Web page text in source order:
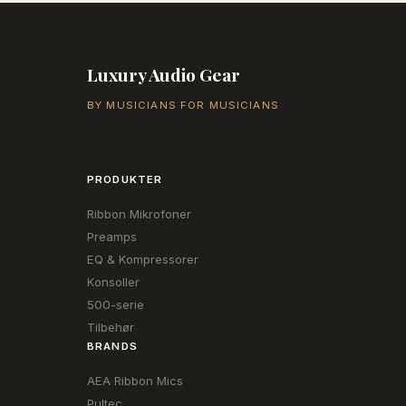
Luxury Audio Gear
BY MUSICIANS FOR MUSICIANS
PRODUKTER
Ribbon Mikrofoner
Preamps
EQ & Kompressorer
Konsoller
500-serie
Tilbehør
BRANDS
AEA Ribbon Mics